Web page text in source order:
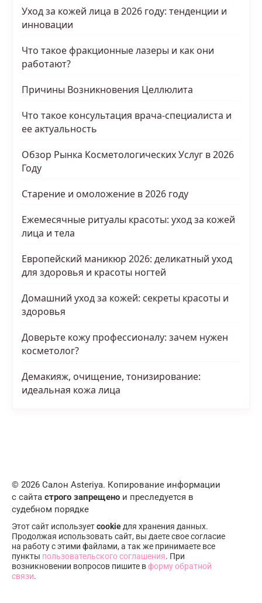
Уход за кожей лица в 2026 году: тенденции и
инновации
Что такое фракционные лазеры и как они
работают?
Причины Возникновения Целлюлита
Что такое консультация врача-специалиста и
ее актуальность
Обзор Рынка Косметологических Услуг в 2026
Году
Старение и омоложение в 2026 году
Ежемесячные ритуалы красоты: уход за кожей
лица и тела
Европейский маникюр 2026: деликатный уход
для здоровья и красоты ногтей
Домашний уход за кожей: секреты красоты и
здоровья
Доверьте кожу профессионалу: зачем нужен
косметолог?
Демакияж, очищение, тонизирование:
идеальная кожа лица
© 2026 Салон Asteriya. Копирование информации
с сайта строго запрещено и преследуется в
судебном порядке
Этот сайт используетcookie для хранения данных.
Продолжая использовать сайт, вы даете свое согласие
на работу с этими файлами, а так же принимаете все
пункты пользовательского соглашения. При
возникновении вопросов пишите вформу обратной
связи.